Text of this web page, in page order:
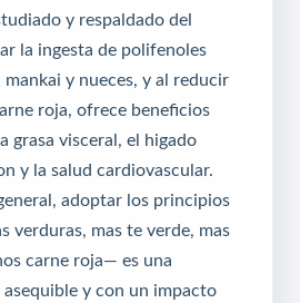
y respaldado del
la ingesta de polifenoles
y nueces, y al reducir
roja, ofrece beneficios
grasa visceral, el higado
y la salud cardiovascular.
adoptar los principios
verduras, mas te verde, mas
carne roja— es una
y con un impacto